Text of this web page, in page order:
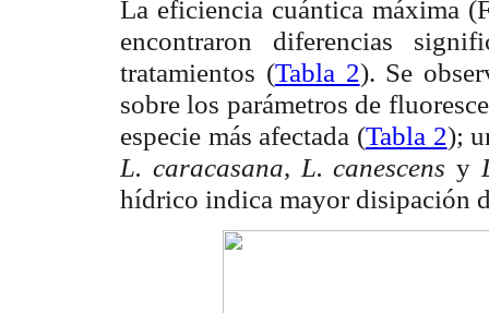
La eficiencia cuántica máxima
encontraron diferencias
tratamientos (Tabla 2). Se
sobre los parámetros de
especie más afectada (Tabla 2);
L. caracasana, L. canescensy
hídrico indica mayor disipación